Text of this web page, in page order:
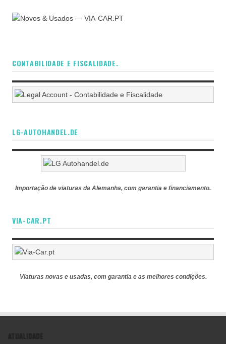
CONTABILIDADE E FISCALIDADE.
LG-AUTOHANDEL.DE
Importação de viaturas da Alemanha, com garantia e financiamento.
VIA-CAR.PT
Viaturas novas e usadas, com garantia e as melhores condições.
ATUALIDADE